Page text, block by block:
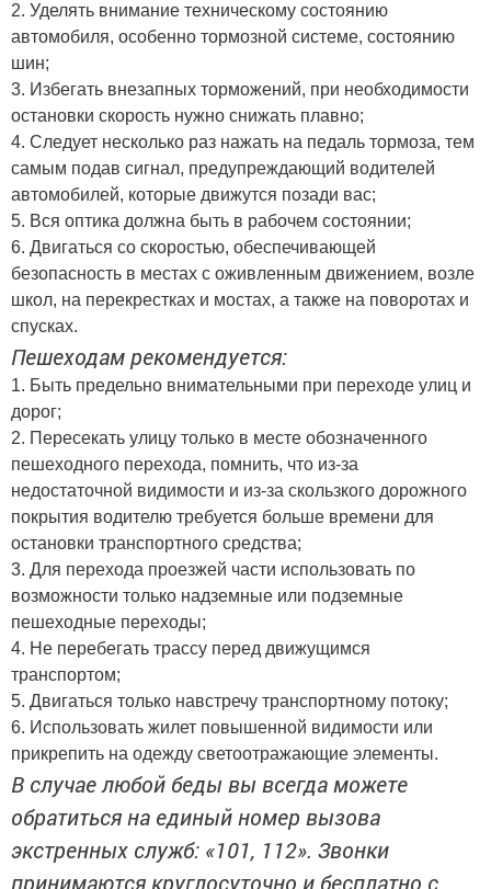
2. Уделять внимание техническому состоянию
автомобиля, особенно тормозной системе, состоянию
шин;
3. Избегать внезапных торможений, при необходимости
остановки скорость нужно снижать плавно;
4. Следует несколько раз нажать на педаль тормоза, тем
самым подав сигнал, предупреждающий водителей
автомобилей, которые движутся позади вас;
5. Вся оптика должна быть в рабочем состоянии;
6. Двигаться со скоростью, обеспечивающей
безопасность в местах с оживленным движением, возле
школ, на перекрестках и мостах, а также на поворотах и
спусках.
Пешеходам рекомендуется:
1. Быть предельно внимательными при переходе улиц и
дорог;
2. Пересекать улицу только в месте обозначенного
пешеходного перехода, помнить, что из-за
недостаточной видимости и из-за скользкого дорожного
покрытия водителю требуется больше времени для
остановки транспортного средства;
3. Для перехода проезжей части использовать по
возможности только надземные или подземные
пешеходные переходы;
4. Не перебегать трассу перед движущимся
транспортом;
5. Двигаться только навстречу транспортному потоку;
6. Использовать жилет повышенной видимости или
прикрепить на одежду светоотражающие элементы.
В случае любой беды вы всегда можете
обратиться на единый номер вызова
экстренных служб: «101, 112». Звонки
принимаются круглосуточно и бесплатно с